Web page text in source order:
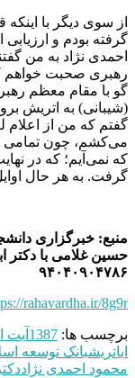
از سوی دیگر با
گرفته بودم و
احمدی نژاد به من
رهبری صحبت خواهم
گو با مقام معظم
(شیبانی) به اتریش
گفتم که من از
می‌کشم، چون تمامی
که نمی‌آیم؛ که در
گرفت. به هر حال اوایل سال ۱۳۸۷
منبع: خبرگزاری
۹۴۰۴۰۹۰۴۷۸۶
rahavardha.ir/8g9r
برچسب ها: 1387 آیت
ایاتریشبانک توسعه
محمود احمدی نژاد